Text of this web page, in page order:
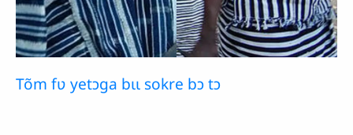
Tõm fʋ yetɔga bɩɩ sokre bɔ tɔ